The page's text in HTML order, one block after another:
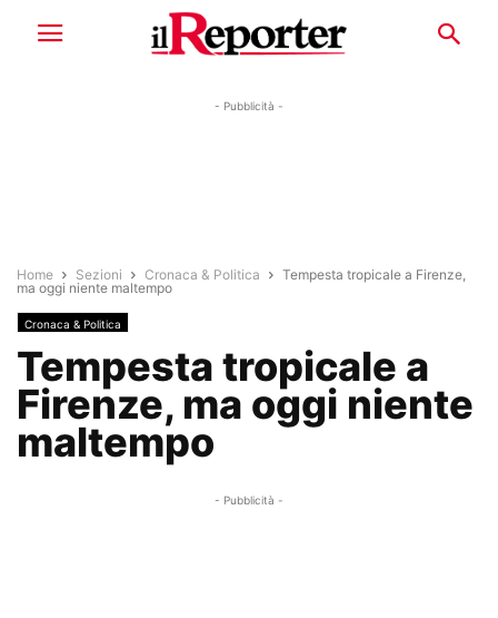
- Pubblicità -
Home Sezioni Cronaca & Politica
Tempesta tropicale a Firenze,
ma oggi niente maltempo
Cronaca & Politica
Tempesta tropicale a
Firenze, ma oggi niente
maltempo
- Pubblicità -